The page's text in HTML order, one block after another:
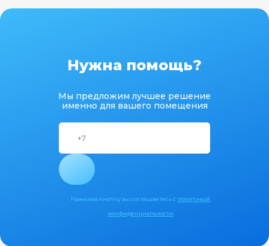
Нужна помощь?
Мы предложим лучшее решение
именно для вашего помещения
Нажимая кнопку вы соглашаетесь с политикой
конфиденциальности